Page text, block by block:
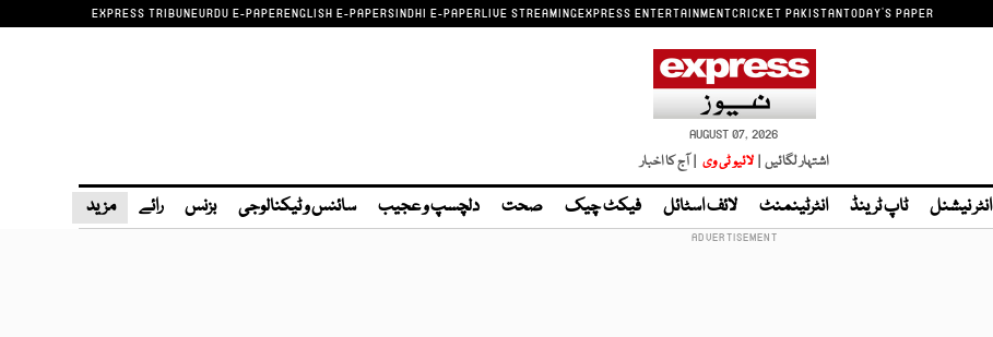
EXPRESS TRIBUNEURDU E-PAPERENGLISH E-PAPERSINDHI E-PAPERLIVE STREAMINGEXPRESS ENTERTAINMENTCRICKET PAKISTANTODAY'S PAPER
AUGUST 07, 2026
اشتہار لگائیں | لائیو ٹی وی | آج کا اخبار
انٹر نیشنل ٹاپ ٹرینڈ انٹرٹینمنٹ لائف اسٹائل فیکٹ چیک صحت دلچسپ و عجیب سائنس و ٹیکنالوجی بزنس رائے مزید